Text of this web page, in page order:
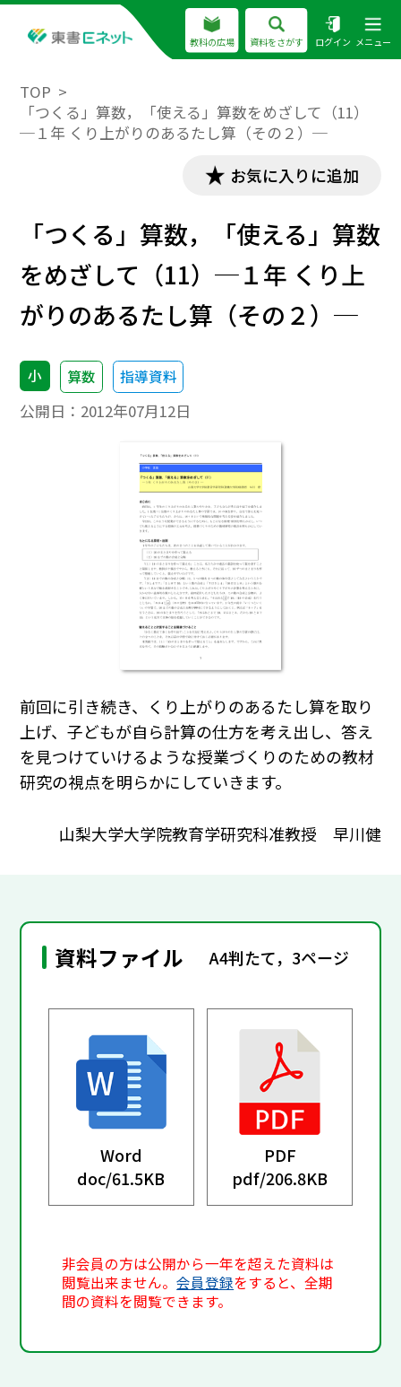
教科の広場 資料をさがす ログイン メニュー
TOP
「つくる」算数，「使える」算数をめざして（11）
─１年 くり上がりのあるたし算（その２）─
お気に入りに追加
「つくる」算数，「使える」算数
をめざして（11）─１年 くり上
がりのあるたし算（その２）─
小 算数 指導資料
公開日： 2012年07月12日
前回に引き続き、くり上がりのあるたし算を取り
上げ、子どもが自ら計算の仕方を考え出し、答え
を見つけていけるような授業づくりのための教材
研究の視点を明らかにしていきます。
山梨大学大学院教育学研究科准教授 早川健
資料ファイル A4判たて，3ページ
Word
doc/61.5KB
PDF
pdf/206.8KB
非会員の方は公開から一年を超えた資料は
閲覧出来ません。会員登録をすると、全期
間の資料を閲覧できます。